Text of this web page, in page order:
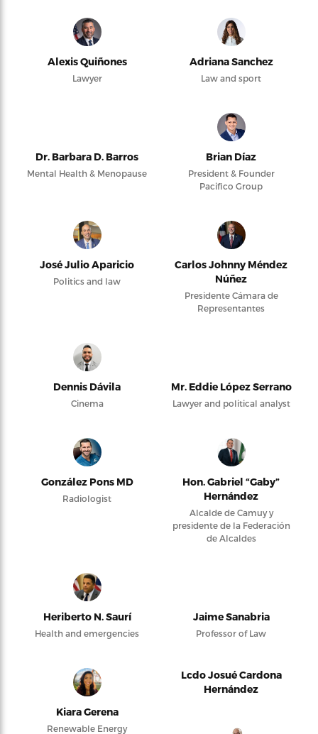
Alexis Quiñones
Lawyer
Adriana Sanchez
Law and sport
Dr. Barbara D. Barros
Mental Health & Menopause
Brian Díaz
President & Founder
Pacifico Group
José Julio Aparicio
Politics and law
Carlos Johnny Méndez
Núñez
Presidente Cámara de
Representantes
Dennis Dávila
Cinema
Mr. Eddie López Serrano
Lawyer and political analyst
González Pons MD
Radiologist
Hon. Gabriel “Gaby”
Hernández
Alcalde de Camuy y
presidente de la Federación
de Alcaldes
Heriberto N. Saurí
Health and emergencies
Jaime Sanabria
Professor of Law
Kiara Gerena
Renewable Energy
Lcdo Josué Cardona
Hernández